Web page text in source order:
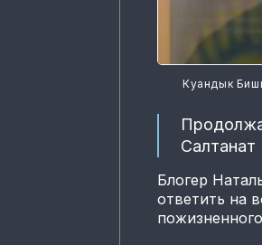
Куандык
Салтанат
Блогер
ответить на